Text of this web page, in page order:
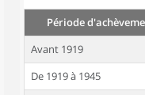
Période
Avant 1919
De 1919 à 1945